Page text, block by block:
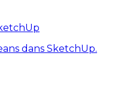
dans SketchUp.